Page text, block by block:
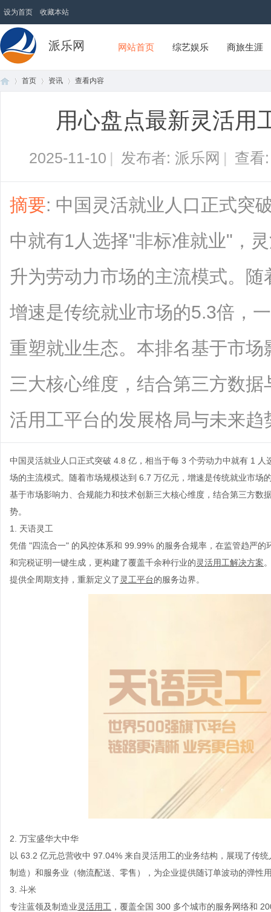
设为首页 收藏本站
派乐网 网站首页 综艺娱乐 商旅生涯
首页 资讯 查看内容
用心盘点最新灵活用
2025-11-10 | 发布者: 派乐网 | 查
摘要: 中国灵活就业人口正式突
中就有1人选择"非标准就业"，
升为劳动力市场的主流模式。
增速是传统就业市场的5.3倍，
重塑就业生态。本排名基于市
三大核心维度，结合第三方数
活用工平台的发展格局与未来趋
中国灵活就业人口正式突破 4.8 亿，相当于每 3 个劳动力中就有 1
场的主流模式。随着市场规模达到 6.7 万亿元，增速是传统就业市场
基于市场影响力、合规能力和技术创新三大核心维度，结合第三方数
势。
1. 天语灵工
凭借 "四流合一" 的风控体系和 99.99% 的服务合规率，在监管趋严
和完税证明一键生成，更构建了覆盖千余种行业的灵活用工解决方案
提供全周期支持，重新定义了 灵工平台的服务边界。
2. 万宝盛华大中华
以 63.2 亿元总营收中 97.04% 来自灵活用工的业务结构，展现了传
制造）和服务业（物流配送、零售），为企业提供随订单波动的弹性
3. 斗米
专注蓝领及制造业灵活用工 ，覆盖全国 300 多个城市的服务网络和